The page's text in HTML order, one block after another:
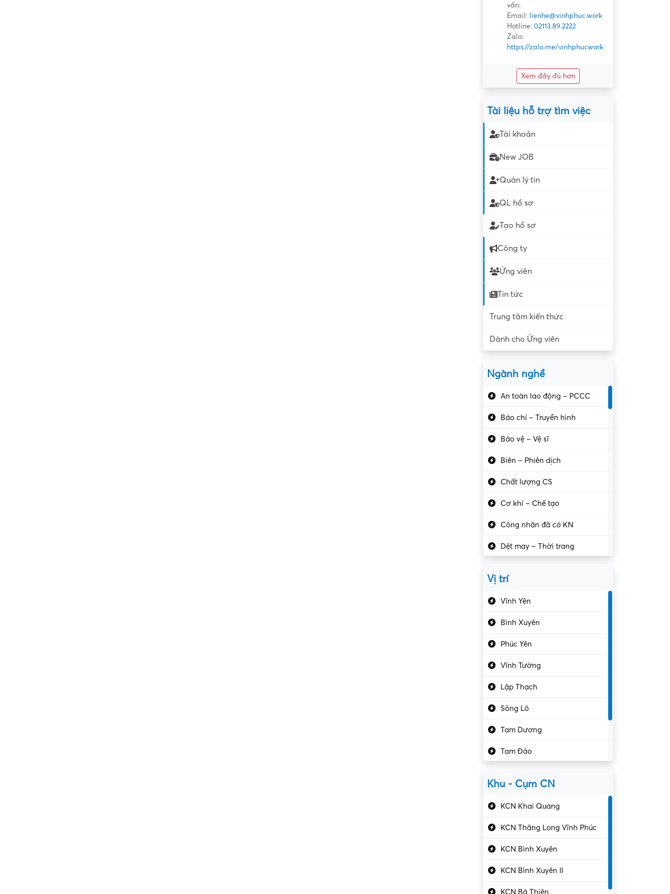
vấn:
Email: lienhe@vinhphuc.work
Hotline: 02113.89.2222
Zalo:
https://zalo.me/vinhphucwork
Xem đầy đủ hơn
Tài liệu hỗ trợ tìm việc
Tài khoản
New JOB
Quản lý tin
QL hồ sơ
Tạo hồ sơ
Công ty
Ứng viên
Tin tức
Trung tâm kiến thức
Dành cho Ứng viên
Ngành nghề
An toàn lao động – PCCC
Báo chí – Truyền hình
Bảo vệ – Vệ sĩ
Biên – Phiên dịch
Chất lượng CS
Cơ khí – Chế tạo
Công nhân đã có KN
Dệt may – Thời trang
Kiểm soát chất lượng
Kỹ sư cơ khí
Kỹ sư điện
Kỹ thuật cao
Kỹ thuật mạng – IT
Làm bán thời gian
Lao động phổ thông
Vị trí
Vĩnh Yên
Bình Xuyên
Phúc Yên
Vĩnh Tường
Lập Thạch
Sông Lô
Tam Dương
Tam Đảo
Khu - Cụm CN
KCN Khai Quang
KCN Thăng Long Vĩnh Phúc
KCN Bình Xuyên
KCN Bình Xuyên II
KCN Bá Thiện